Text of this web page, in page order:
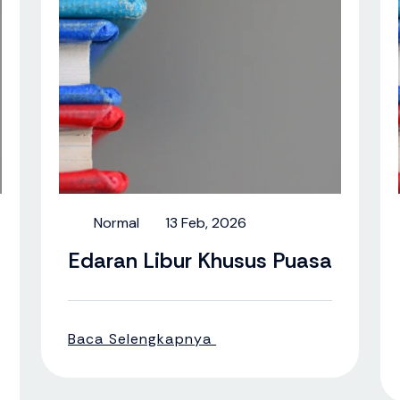
Normal 13 Feb, 2026
Edaran Libur Khusus Puasa
Baca Selengkapnya